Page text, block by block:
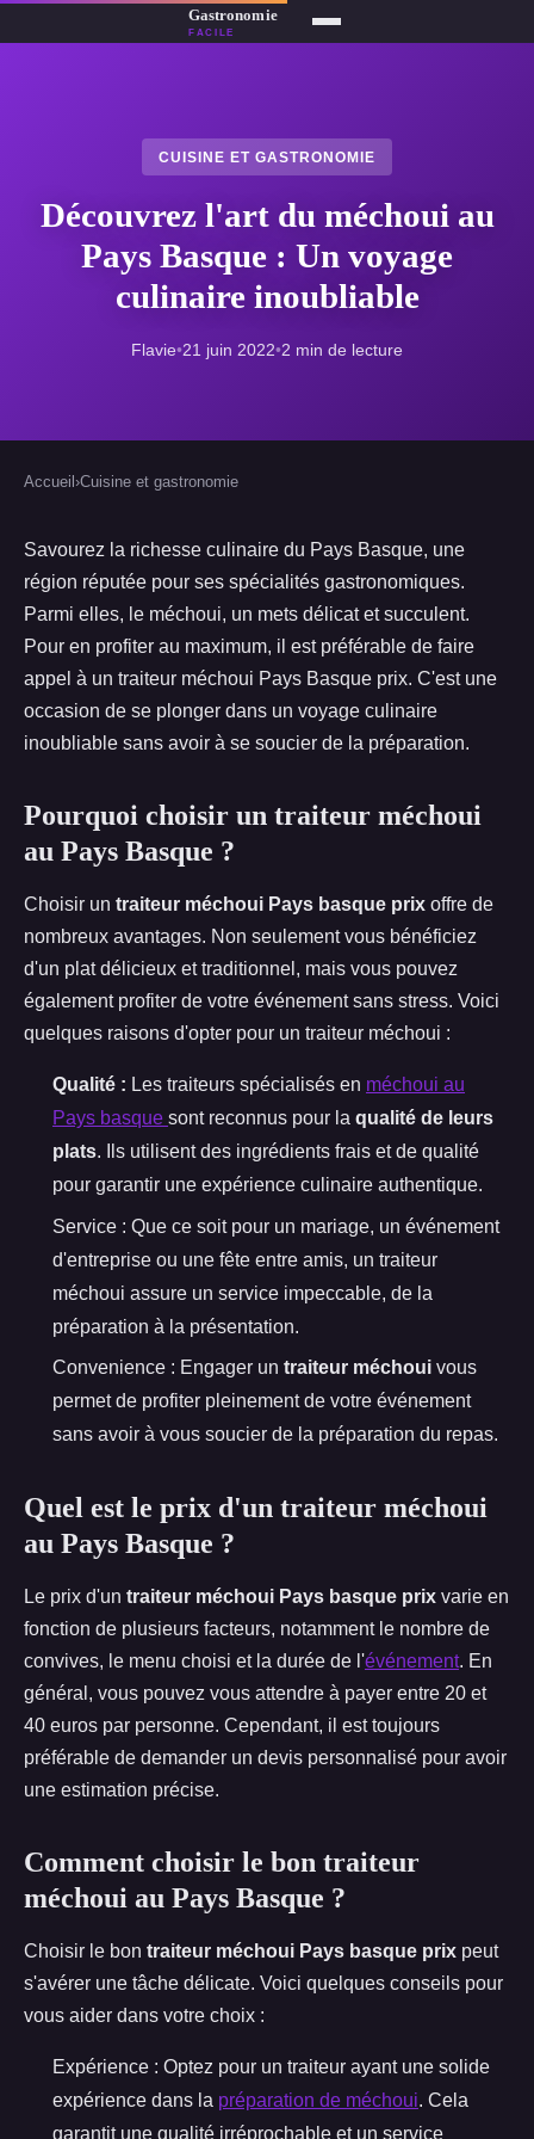
CUISINE ET GASTRONOMIE
Découvrez l'art du méchoui au
Pays Basque : Un voyage
culinaire inoubliable
Flavie•21 juin 2022•2 min de lecture
Accueil ›Cuisine et gastronomie
Savourez la richesse culinaire du Pays Basque, une
région réputée pour ses spécialités gastronomiques.
Parmi elles, le méchoui, un mets délicat et succulent.
Pour en profiter au maximum, il est préférable de faire
appel à un traiteur méchoui Pays Basque prix. C'est une
occasion de se plonger dans un voyage culinaire
inoubliable sans avoir à se soucier de la préparation.
Pourquoi choisir un traiteur méchoui
au Pays Basque ?
Choisir un traiteur méchoui Pays basque prix offre de
nombreux avantages. Non seulement vous bénéficiez
d'un plat délicieux et traditionnel, mais vous pouvez
également profiter de votre événement sans stress. Voici
quelques raisons d'opter pour un traiteur méchoui :
Qualité : Les traiteurs spécialisés en méchoui au
Pays basque sont reconnus pour la qualité de leurs
plats. Ils utilisent des ingrédients frais et de qualité
pour garantir une expérience culinaire authentique.
Service : Que ce soit pour un mariage, un événement
d'entreprise ou une fête entre amis, un traiteur
méchoui assure un service impeccable, de la
préparation à la présentation.
Convenience : Engager un traiteur méchoui vous
permet de profiter pleinement de votre événement
sans avoir à vous soucier de la préparation du repas.
Quel est le prix d'un traiteur méchoui
au Pays Basque ?
Le prix d'un traiteur méchoui Pays basque prix varie en
fonction de plusieurs facteurs, notamment le nombre de
convives, le menu choisi et la durée de l'événement. En
général, vous pouvez vous attendre à payer entre 20 et
40 euros par personne. Cependant, il est toujours
préférable de demander un devis personnalisé pour avoir
une estimation précise.
Comment choisir le bon traiteur
méchoui au Pays Basque ?
Choisir le bon traiteur méchoui Pays basque prix peut
s'avérer une tâche délicate. Voici quelques conseils pour
vous aider dans votre choix :
Expérience : Optez pour un traiteur ayant une solide
expérience dans la préparation de méchoui. Cela
garantit une qualité irréprochable et un service